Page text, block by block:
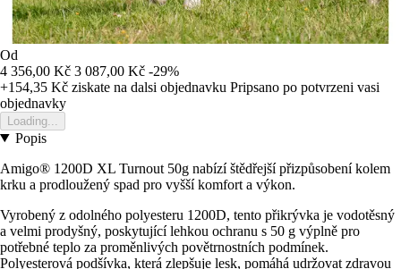
Od
4 356,00 Kč 3 087,00 Kč -29%
+154,35 Kč ziskate na dalsi objednavku Pripsano po potvrzeni vasi
objednavky
Loading...
Popis
Amigo® 1200D XL Turnout 50g nabízí štědřejší přizpůsobení kolem
krku a prodloužený spad pro vyšší komfort a výkon.
Vyrobený z odolného polyesteru 1200D, tento přikrývka je vodotěsný
a velmi prodyšný, poskytující lehkou ochranu s 50 g výplně pro
potřebné teplo za proměnlivých povětrnostních podmínek.
Polyesterová podšívka, která zlepšuje lesk, pomáhá udržovat zdravou